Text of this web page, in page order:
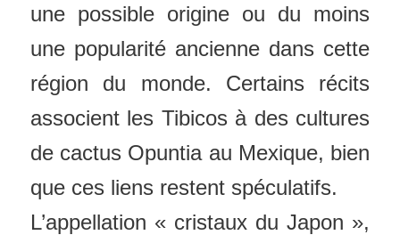
une possible origine ou du moins
une popularité ancienne dans cette
région du monde. Certains récits
associent les Tibicos à des cultures
de cactus Opuntia au Mexique, bien
que ces liens restent spéculatifs.
L’appellation « cristaux du Japon »,